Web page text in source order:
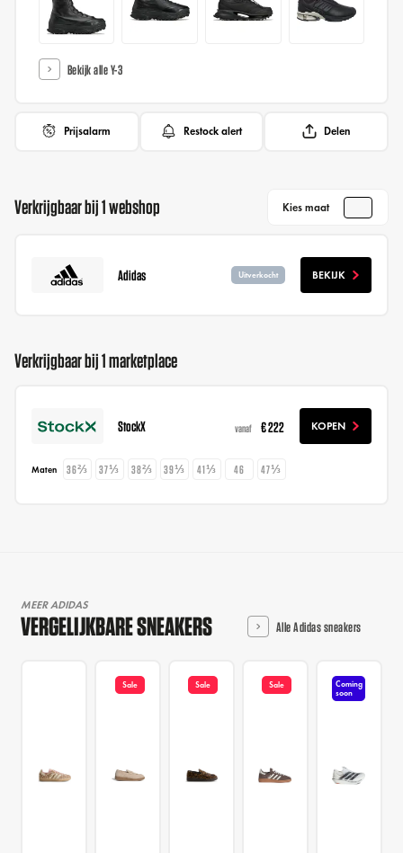
Bekijk alle Y-3
Prijsalarm Restock alert Delen
Verkrijgbaar bij 1 webshop Kies maat
Adidas Uitverkocht BEKIJK
Verkrijgbaar bij 1 marketplace
StockX vanaf € 222 KOPEN
Maten 36⅔ 37⅓ 38⅔ 39⅓ 41⅓ 46 47⅓
MEER ADIDAS
VERGELIJKBARE SNEAKERS Alle Adidas sneakers
Sale Sale Sale
Coming
soon